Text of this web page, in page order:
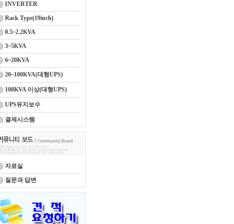
INVERTER
Rack Type(19inch)
0.5~2.2KVA
3~5KVA
6~20KVA
20~100KVA(대형UPS)
100KVA 이상(대형UPS)
UPS유지보수
결제시스템
자료실
질문과 답변